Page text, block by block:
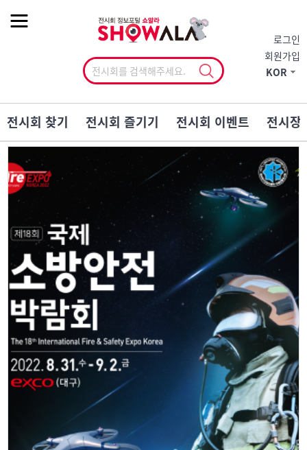
로그인
회원가입
KOR
전시회 찾기 전시회 즐기기 전시회 이벤트 전시장